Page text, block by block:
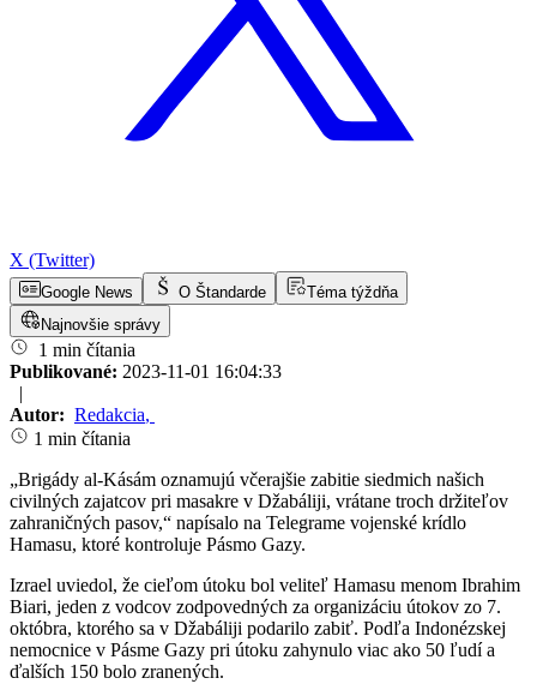
X (Twitter)
Google News O Štandarde
Téma týždňa
Najnovšie správy
1 min čítania
Publikované: 2023-11-01 16:04:33
|
Autor: Redakcia,
1 min čítania
„Brigády al-Kásám oznamujú včerajšie zabitie siedmich našich
civilných zajatcov pri masakre v Džabáliji, vrátane troch držiteľov
zahraničných pasov,“ napísalo na Telegrame vojenské krídlo
Hamasu, ktoré kontroluje Pásmo Gazy.
Izrael uviedol, že cieľom útoku bol veliteľ Hamasu menom Ibrahim
Biari, jeden z vodcov zodpovedných za organizáciu útokov zo 7.
októbra, ktorého sa v Džabáliji podarilo zabiť. Podľa Indonézskej
nemocnice v Pásme Gazy pri útoku zahynulo viac ako 50 ľudí a
ďalších 150 bolo zranených.